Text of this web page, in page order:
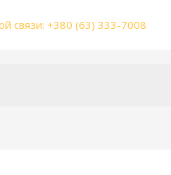
связи: +380 (63) 333-7008